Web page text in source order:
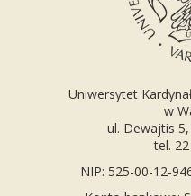
Uniwersytet
w
ul. Dewajtis
tel.
NIP: 525-00-12-